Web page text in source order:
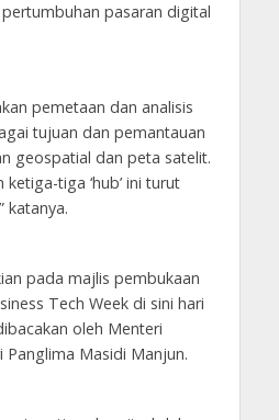
pasaran digital
pemetaan dan analisis
tujuan dan pemantauan
geospatial dan peta satelit.
ketiga-tiga ‘hub’ ini turut
katanya.
pada majlis pembukaan
Tech Week di sini hari
oleh Menteri
Panglima Masidi Manjun.